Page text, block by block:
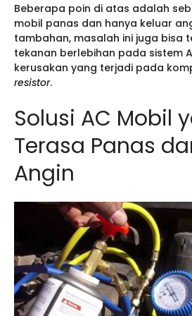
Beberapa poin di atas adalah
mobil panas dan hanya keluar
tambahan, masalah ini juga bisa
tekanan berlebihan pada sistem
kerusakan yang terjadi pada
resistor.
Solusi AC Mobil
Terasa Panas
Angin